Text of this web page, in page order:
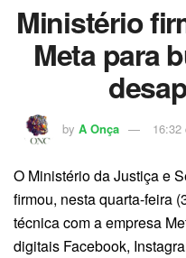
Ministério
Meta para
by A Onça 16:32
O Ministério da Justiça e
firmou, nesta quarta-feira
técnica com a empresa
digitais Facebook,